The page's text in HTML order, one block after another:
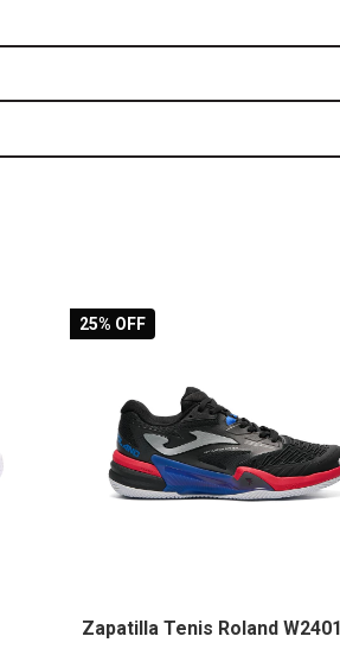
25% OFF
Zapatilla Tenis Roland W2401